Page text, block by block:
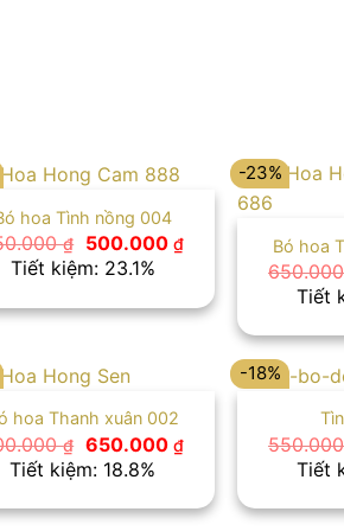
hoa Tình nồng 004
₫
Giá
gốc
là:
500.000₫Giá
500.000 ₫.
Tiết kiệm: 23.1%
-23%
Bó hoa
Tiết
hoa Thanh xuân 002
₫ Giá
gốc
là:
650.000₫Giá
650.000 ₫.
Tiết kiệm: 18.8%
-18%
Tiết